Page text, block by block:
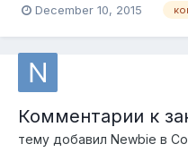
December 10, 2015
Комментарии к
тему добавил Newbie в